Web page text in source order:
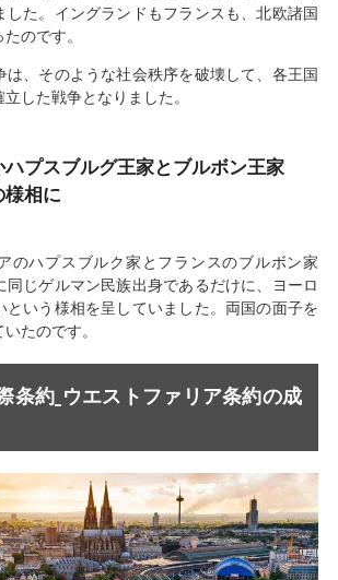
した。イングランドもフランスも、北欧諸国
のです。
は、そのような社会秩序を破壊して、各王国
した戦争となりました。
プスブルグ王家とブルボン王家
相に
のハプスブルク家とフランスのブルボン家
同じゲルマン民族出身であるだけに、ヨーロ
という様相を呈していました。両国の面子を
たのです。
条約_ウエストファリア条約の成